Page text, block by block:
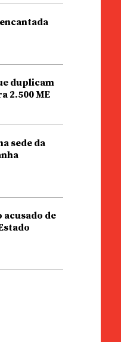
duplicam
2.500 ME
sede da
acusado de